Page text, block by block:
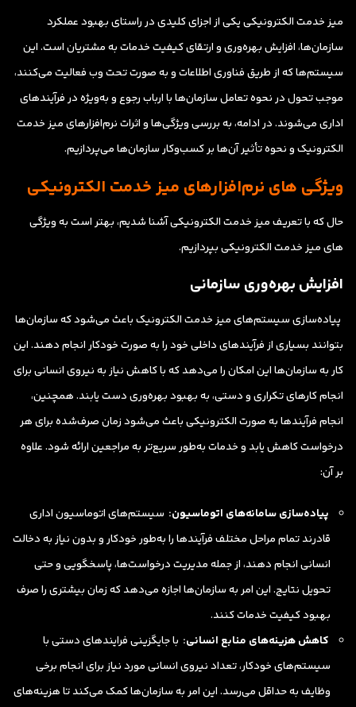
میز خدمت الکترونیکی یکی از اجزای کلیدی در راستای بهبود عملکرد
سازمان‌ها، افزایش بهره‌وری و ارتقای کیفیت خدمات به مشتریان است. این
سیستم‌ها که از طریق فناوری اطلاعات و به صورت تحت وب فعالیت می‌کنند،
موجب تحول در نحوه تعامل سازمان‌ها با ارباب رجوع و به‌ویژه در فرآیندهای
اداری می‌شوند. در ادامه، به بررسی ویژگی‌ها و اثرات نرم‌افزارهای میز خدمت
الکترونیک و نحوه تأثیر آن‌ها بر کسب‌وکار سازمان‌ها می‌پردازیم.
ویژگی های نرم‌افزارهای میز خدمت الکترونیکی
حال که با تعریف میز خدمت الکترونیکی آشنا شدیم، بهتر است به ویژگی
های میز خدمت الکترونیکی بپردازیم.
افزایش بهره‌وری سازمانی
پیاده‌سازی سیستم‌های میز خدمت الکترونیک باعث می‌شود که سازمان‌ها
بتوانند بسیاری از فرآیندهای داخلی خود را به صورت خودکار انجام دهند. این
کار به سازمان‌ها این امکان را می‌دهد که با کاهش نیاز به نیروی انسانی برای
انجام کارهای تکراری و دستی، به بهبود بهره‌وری دست یابند. همچنین،
انجام فرآیندها به صورت الکترونیکی باعث می‌شود زمان صرف‌شده برای هر
درخواست کاهش یابد و خدمات به‌طور سریع‌تر به مراجعین ارائه شود. علاوه
بر آن:
پیاده‌سازی سامانه‌های اتوماسیون: سیستم‌هایاتوماسیون اداری
قادرند تمام مراحل مختلف فرآیندها را به‌طور خودکار و بدون نیاز به دخالت
انسانی انجام دهند، از جمله مدیریت درخواست‌ها، پاسخگویی و حتی
تحویل نتایج. این امر به سازمان‌ها اجازه می‌دهد که زمان بیشتری را صرف
بهبود کیفیت خدمات کنند.
کاهش هزینه‌های منابع انسانی: با جایگزینی فرایندهای دستی با
سیستم‌های خودکار، تعداد نیروی انسانی مورد نیاز برای انجام برخی
وظایف به حداقل می‌رسد. این امر به سازمان‌ها کمک می‌کند تا هزینه‌های